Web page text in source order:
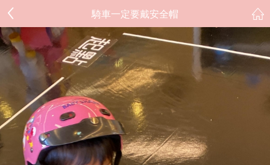
騎車一定要戴安全帽